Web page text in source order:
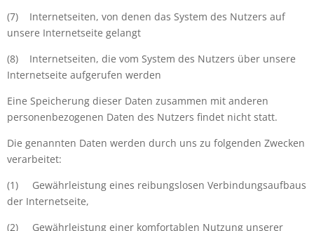
(7)
Internetseiten, von denen das System des Nutzers auf
unsere Internetseite gelangt
(8)
Internetseiten, die vom System des Nutzers über unsere
Internetseite aufgerufen werden
Eine Speicherung dieser Daten zusammen mit anderen
personenbezogenen Daten des Nutzers findet nicht statt.
Die genannten Daten werden durch uns zu folgenden Zwecken
verarbeitet:
(1) Gewährleistung eines reibungslosen Verbindungsaufbaus
der Internetseite,
(2) Gewährleistung einer komfortablen Nutzung unserer